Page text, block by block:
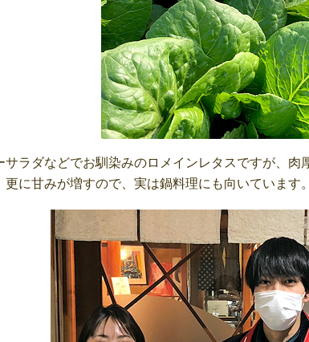
サラダなどでお馴染みのロメインレタスですが、
更に甘みが増すので、実は鍋料理にも向いています。